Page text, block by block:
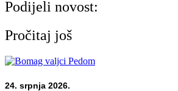
Podijeli novost:
Pročitaj još
24. srpnja 2026.